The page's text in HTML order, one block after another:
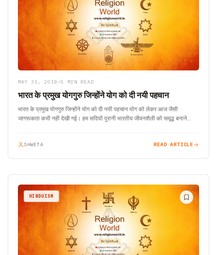
MAY 31, 2018 •5 MIN READ
भारत के प्रमुख योगगुरु जिन्होंने योग को दी नयी पहचान
भारत के प्रमुख योगगुरु जिन्होंने योग को दी नयी पहचान योग को लेकर आज जैसी
जागरूकता कभी नही देखी गई। हम सदियों पुरानी भारतीय जीवनशैली को समृद्ध बनाने…
SHWETA READ ARTICLE
HINDUISM